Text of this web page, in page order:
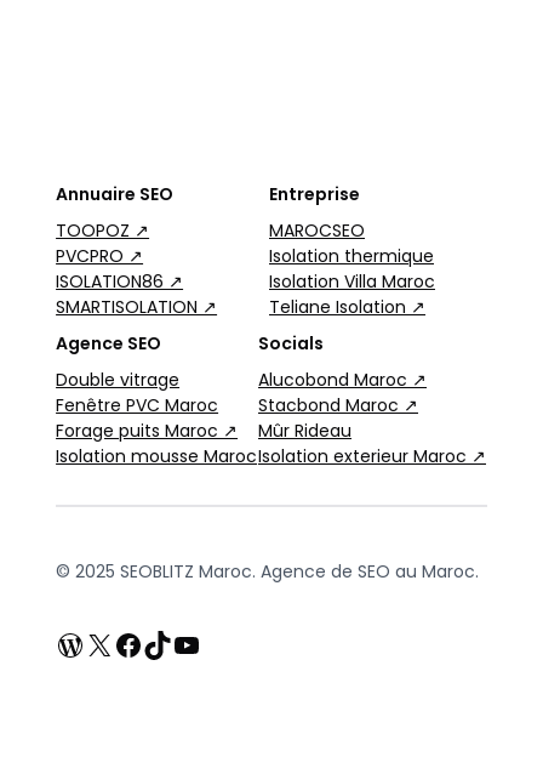
Annuaire SEO
TOOPOZ ↗
PVCPRO ↗
ISOLATION86 ↗
SMARTISOLATION ↗
Entreprise
MAROCSEO
Isolation thermique
Isolation Villa Maroc
Teliane Isolation ↗
Agence SEO
Double vitrage
Fenêtre PVC Maroc
Forage puits Maroc ↗
Isolation mousse Maroc
Socials
Alucobond Maroc ↗
Stacbond Maroc ↗
Mûr Rideau
Isolation exterieur Maroc ↗
© 2025 SEOBLITZ Maroc. Agence de SEO au Maroc.
WordPress
X Facebook
TikTokYouTube